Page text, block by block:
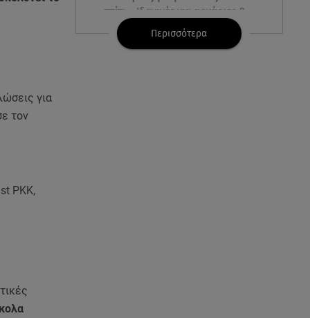
σπίτι – Ιδανικές για αρχάριες &
χωρίς εξοπλισμό
Περισσότερα
για
τον
PKK,